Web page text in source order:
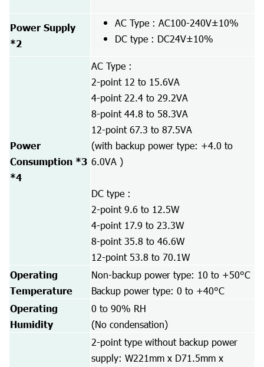
Power Supply
*2
AC Type : AC100-240V±10%
DC type : DC24V±10%
Power
Consumption *3
*4
AC Type :
2-point 12 to 15.6VA
4-point 22.4 to 29.2VA
8-point 44.8 to 58.3VA
12-point 67.3 to 87.5VA
(with backup power type: +4.0 to
6.0VA )
DC type :
2-point 9.6 to 12.5W
4-point 17.9 to 23.3W
8-point 35.8 to 46.6W
12-point 53.8 to 70.1W
Operating
Temperature
Non-backup power type: 10 to +50°C
Backup power type: 0 to +40°C
Operating
Humidity
0 to 90% RH
(No condensation)
2-point type without backup power
supply: W221mm x D71.5mm x